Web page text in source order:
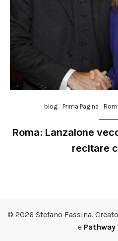
blog Prima Pagina
Roma: Lanzalone
recitare
© 2026 Stefano Fassina.
e Pathway